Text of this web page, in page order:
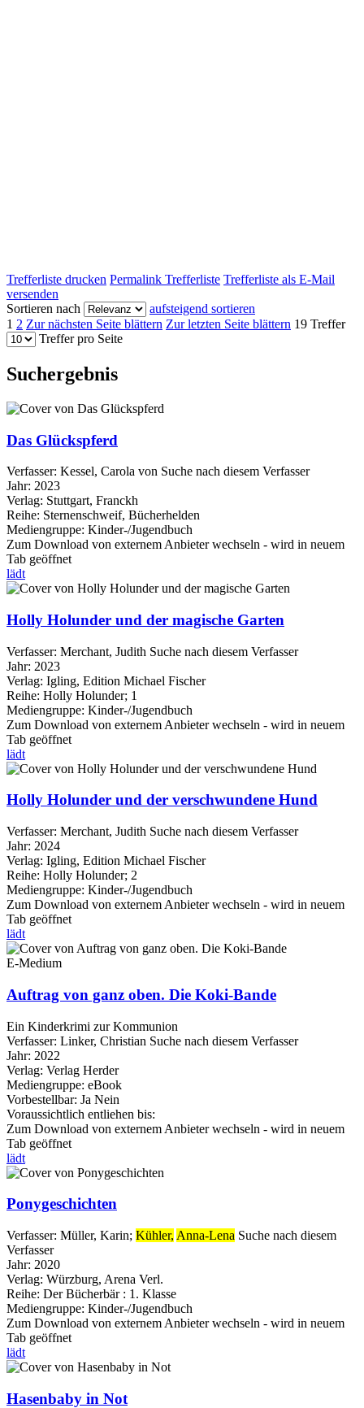
Trefferliste drucken Permalink Trefferliste Trefferliste als E-Mail
versenden
Sortieren nach
aufsteigend sortieren
1 2 Zur nächsten Seite blättern Zur letzten Seite blättern 19 Treffer
Treffer pro Seite
Suchergebnis
Das Glückspferd
Verfasser: Kessel, Carola von Suche nach diesem Verfasser
Jahr: 2023
Verlag: Stuttgart, Franckh
Reihe: Sternenschweif, Bücherhelden
Mediengruppe: Kinder-/Jugendbuch
Zum Download von externem Anbieter wechseln - wird in neuem
Tab geöffnet
lädt
Holly Holunder und der magische Garten
Verfasser: Merchant, Judith Suche nach diesem Verfasser
Jahr: 2023
Verlag: Igling, Edition Michael Fischer
Reihe: Holly Holunder; 1
Mediengruppe: Kinder-/Jugendbuch
Zum Download von externem Anbieter wechseln - wird in neuem
Tab geöffnet
lädt
Holly Holunder und der verschwundene Hund
Verfasser: Merchant, Judith Suche nach diesem Verfasser
Jahr: 2024
Verlag: Igling, Edition Michael Fischer
Reihe: Holly Holunder; 2
Mediengruppe: Kinder-/Jugendbuch
Zum Download von externem Anbieter wechseln - wird in neuem
Tab geöffnet
lädt
E-Medium
Auftrag von ganz oben. Die Koki-Bande
Ein Kinderkrimi zur Kommunion
Verfasser: Linker, Christian Suche nach diesem Verfasser
Jahr: 2022
Verlag: Verlag Herder
Mediengruppe: eBook
Vorbestellbar: Ja Nein
Voraussichtlich entliehen bis:
Zum Download von externem Anbieter wechseln - wird in neuem
Tab geöffnet
lädt
Ponygeschichten
Verfasser: Müller, Karin; Kühler, Anna-Lena Suche nach diesem
Verfasser
Jahr: 2020
Verlag: Würzburg, Arena Verl.
Reihe: Der Bücherbär : 1. Klasse
Mediengruppe: Kinder-/Jugendbuch
Zum Download von externem Anbieter wechseln - wird in neuem
Tab geöffnet
lädt
Hasenbaby in Not